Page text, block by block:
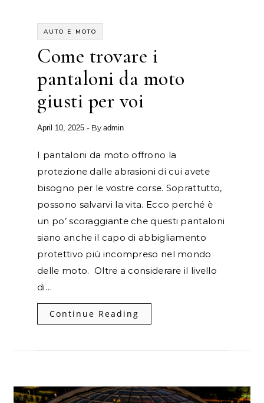
AUTO E MOTO
Come trovare i
pantaloni da moto
giusti per voi
April 10, 2025 - Byadmin
I pantaloni da moto offrono la
protezione dalle abrasioni di cui avete
bisogno per le vostre corse. Soprattutto,
possono salvarvi la vita. Ecco perché è
un po’ scoraggiante che questi pantaloni
siano anche il capo di abbigliamento
protettivo più incompreso nel mondo
delle moto. Oltre a considerare il livello
di…
Continue Reading